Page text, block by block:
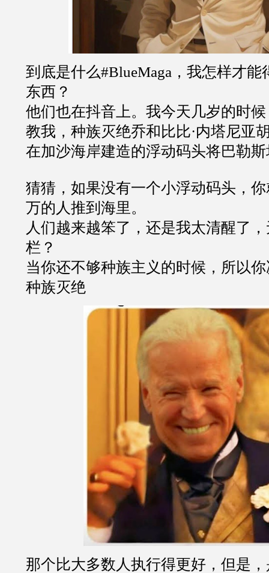
到底是什么#BlueMaga，我怎样才能
东西？
他们也在抖音上。我今天几岁的时
教我，种族灭绝乔和比比·内塔尼亚
在加沙海岸建造的浮动码头将巴勒
猜猜，如果没有一个小浮动码头，
万的人推到海里。
人们越来越笨了，还是我太清醒了
栏？
当你还不够种族主义的时候，所以
种族灭绝
那个比大多数人执行得更好，但是